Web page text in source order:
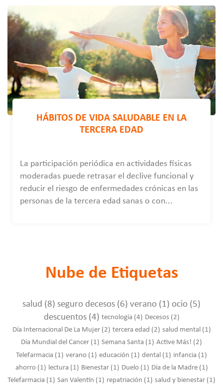
HÁBITOS DE VIDA SALUDABLE EN LA
TERCERA EDAD
La participación periódica en actividades físicas
moderadas puede retrasar el declive funcional y
reducir el riesgo de enfermedades crónicas en las
personas de la tercera edad sanas o con...
Nube de Etiquetas
salud (8) seguro decesos (6) verano (1) ocio (5)
descuentos (4) tecnología (4) Decesos (2)
Día Internacional De La Mujer (2) tercera edad (2) salud mental (1)
Día Mundial del Cancer (1) Semana Santa (1) Active Más! (2)
Telefarmacia (1) verano (1) educación (1) dental (1) infancia (1)
ahorro (1) lectura (1) Bienestar (1) Duelo (1) Día de la Madre (1)
Telefarmacia (1) San Valentín (1) repatriación (1) salud y bienestar (1)